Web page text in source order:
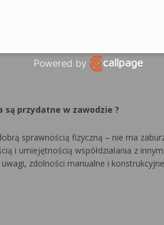
blacharskich, odwodnień połaci
są przydatne w zawodzie ?
sprawnością fizyczną – nie ma
i umiejętnością współdziałania z innymi
zdolności manualne i
Powered by